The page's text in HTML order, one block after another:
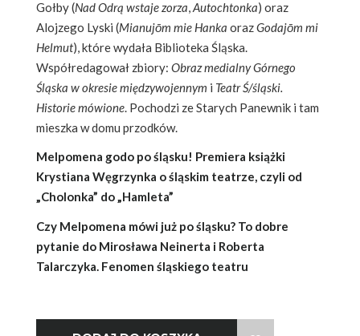
Gołby (Nad Odrą wstaje zorza,Autochtonka) oraz
Alojzego Lyski (Mianujōm mie Hanka orazGodajōm mi
Helmut), które wydała Biblioteka Śląska.
Współredagował zbiory: Obraz medialny Górnego
Śląska w okresie międzywojennym i Teatr Ś/śląski.
Historie mówione. Pochodzi ze Starych Panewnik i tam
mieszka w domu przodków.
Melpomena godo po śląsku! Premiera książki
Krystiana Węgrzynka o śląskim teatrze, czyli od
„Cholonka” do „Hamleta”
Czy Melpomena mówi już po śląsku? To dobre
pytanie do Mirosława Neinerta i Roberta
Talarczyka. Fenomen śląskiego teatru